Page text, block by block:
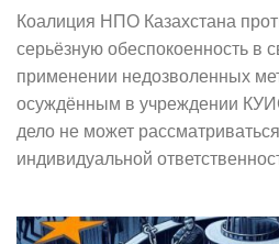
Коалиция НПО Казахстана
серьёзную обеспокоенность в
применении недозволенных
осуждённым в учреждении
дело не может
индивидуальной